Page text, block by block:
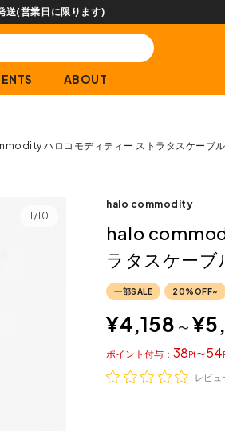
片道無料サービス
ABOUT
ハロコモディティー ストラタスケーブ
1/10
halo commodity
halo
ラタスケーブ
一部SALE 20%OFF~
¥4,158 〜 ¥
38 〜54
ポイント
レビュ